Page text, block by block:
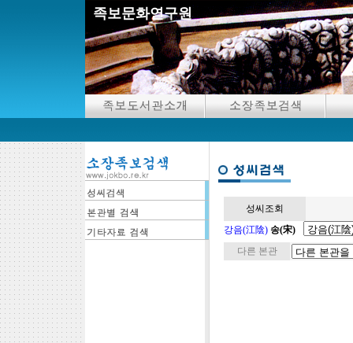
족보문화연구원
성씨조회
강음(江陰) 송(宋)
다른 본관